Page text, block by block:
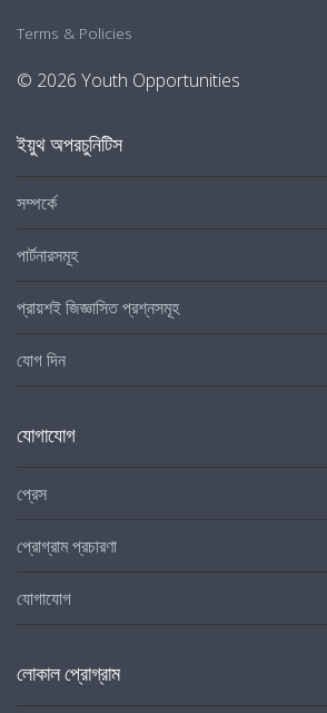
Terms & Policies
© 2026 Youth Opportunities
ইয়ুথ অপরচুনিটিস
সম্পর্কে
পার্টনারসমূহ
প্রায়শই জিজ্ঞাসিত প্রশ্নসমূহ
যোগ দিন
যোগাযোগ
প্রেস
প্রোগ্রাম প্রচারণা
যোগাযোগ
লোকাল প্রোগ্রাম